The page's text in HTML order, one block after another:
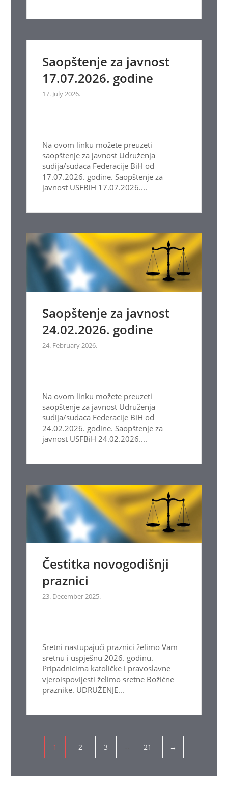
Saopštenje za javnost
17.07.2026. godine
17. July 2026.
Na ovom linku možete preuzeti
saopštenje za javnost Udruženja
sudija/sudaca Federacije BiH od
17.07.2026. godine. Saopštenje za
javnost USFBiH 17.07.2026....
Saopštenje za javnost
24.02.2026. godine
24. February 2026.
Na ovom linku možete preuzeti
saopštenje za javnost Udruženja
sudija/sudaca Federacije BiH od
24.02.2026. godine. Saopštenje za
javnost USFBiH 24.02.2026....
Čestitka novogodišnji
praznici
23. December 2025.
Sretni nastupajući praznici želimo Vam
sretnu i uspješnu 2026. godinu.
Pripadnicima katoličke i pravoslavne
vjeroispovijesti želimo sretne Božićne
praznike. UDRUŽENJE...
Pagination
1 2 3 21 →